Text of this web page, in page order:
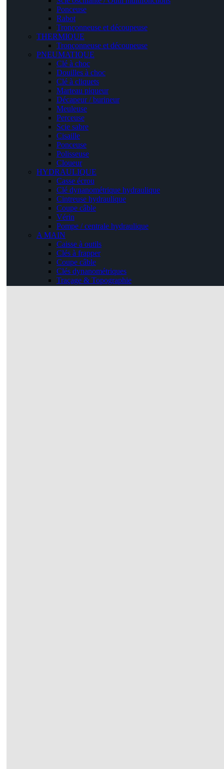
Ponceuse
Rabot
Tronçonneuse et découpeuse
THERMIQUE
Tronçonneuse et découpeuse
PNEUMATIQUE
Clé à choc
Douilles à choc
Clé à cliquets
Marteau piqueur
Décapeur / burineur
Meuleuse
Perceuse
Scie sabre
Cisaille
Ponceuse
Polisseuse
Cloueur
HYDRAULIQUE
Casse écrou
Clé dynanométrique hydraulique
Cintreuse hydraulique
Coupe câble
Vérin
Pompe / centrale hydraulique
A MAIN
Caisse à outils
Clés à frapper
Coupe câble
Clés dynanométriques
Traçage & Topographie